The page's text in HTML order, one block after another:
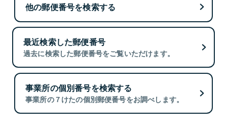
他の郵便番号を検索する
最近検索した郵便番号
過去に検索した郵便番号をご覧いただけます。
事業所の個別番号を検索する
事業所の７けたの個別郵便番号をお調べします。